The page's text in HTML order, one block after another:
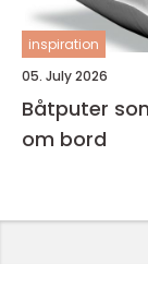
inspiration
05. July 2026
Båtputer
om bord